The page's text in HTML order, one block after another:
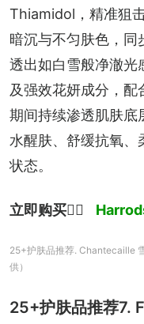
Thiamidol，精准狙
暗沉与不匀肤色，同
透出如白雪般净澈光
及强效花妍成分，
期间持续渗透肌肤底
水醒肤、舒缓抗氧、
状态。
立即购买👉🏻
25+护肤品推荐. Chantecaille
供）
25+护肤品推荐7.